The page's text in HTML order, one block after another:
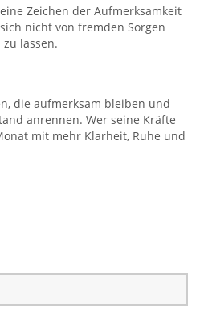
Zeichen der Aufmerksamkeit
nicht von fremden Sorgen
lassen.
die aufmerksam bleiben und
anrennen. Wer seine Kräfte
mit mehr Klarheit, Ruhe und